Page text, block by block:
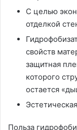
С целью
отделкой
свойств
защитная
которого
остается
Польза